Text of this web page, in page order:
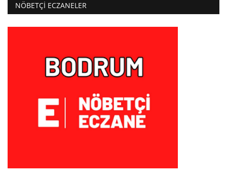
NÖBETÇI ECZANELER